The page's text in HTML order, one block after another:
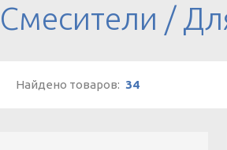
Смесители /
Найдено товаров: 34